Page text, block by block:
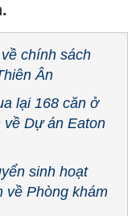
chính sách
Ân
lại 168 căn ở
về Dự án Eaton
sinh hoạt
về Phòng khám